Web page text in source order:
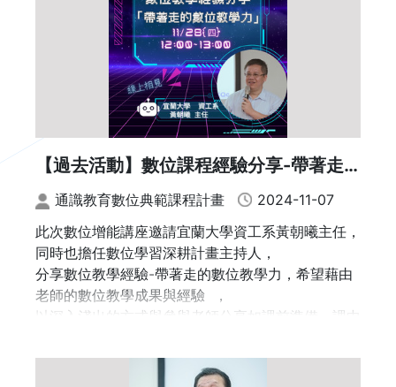
【過去活動】數位課程經驗分享-帶著走
的數位教學力
通識教育數位典範課程計畫
2024-11-07
此次數位增能講座邀請宜蘭大學資工系黃朝曦主任，
同時也擔任數位學習深耕計畫主持人，
分享數位教學經驗-帶著走的數位教學力，希望藉由
老師的數位教學成果與經驗 ，
以深入淺出的方式與參與老師分享如課前準備、課中
所使用的一些技巧或工具，進一步優化您的數位教